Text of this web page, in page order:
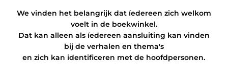
We vinden het belangrijk dat íedereen zich welkom
voelt in de boekwinkel.
Dat kan alleen als íedereen aansluiting kan vinden
bij de verhalen en thema's
en zich kan identificeren met de hoofdpersonen.